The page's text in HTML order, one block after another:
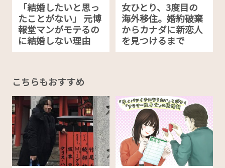
「結婚したいと思っ
たことがない」 元博
報堂マンがモテるの
に結婚しない理由
女ひとり、3度目の
海外移住。婚約破棄
からカナダに新恋人
を見つけるまで
こちらもおすすめ